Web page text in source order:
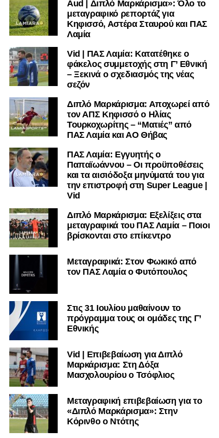
Aud | Διπλό Μαρκάρισμα»: Όλο το
μεταγραφικό ρεπορτάζ για
Κηφισσό, Αστέρα Σταυρού και ΠΑΣ
Λαμία
Vid | ΠΑΣ Λαμία: Κατατέθηκε ο
φάκελος συμμετοχής στη Γ’ Εθνική
– Ξεκινά ο σχεδιασμός της νέας
σεζόν
Διπλό Μαρκάρισμα: Αποχωρεί από
τον ΑΠΣ Κηφισσό ο Ηλίας
Τουρκοχωρίτης – “Ματιές” από
ΠΑΣ Λαμία και ΑΟ Θήβας
ΠΑΣ Λαμία: Εγγυητής ο
Παπαϊωάννου – Οι προϋποθέσεις
και τα αισιόδοξα μηνύματά του για
την επιστροφή στη Super League |
Vid
Διπλό Μαρκάρισμα: Εξελίξεις στα
μεταγραφικά του ΠΑΣ Λαμία – Ποιοι
βρίσκονται στο επίκεντρο
Μεταγραφικά: Στον Φωκικό από
τον ΠΑΣ Λαμία ο Φυτόπουλος
Στις 31 Ιουλίου μαθαίνουν το
πρόγραμμα τους οι ομάδες της Γ’
Εθνικής
Vid | Επιβεβαίωση για Διπλό
Μαρκάρισμα: Στη Δόξα
Μασχολουρίου ο Τσόφλιος
Μεταγραφική επιβεβαίωση για το
«Διπλό Μαρκάρισμα»: Στην
Κόρινθο ο Ντότης